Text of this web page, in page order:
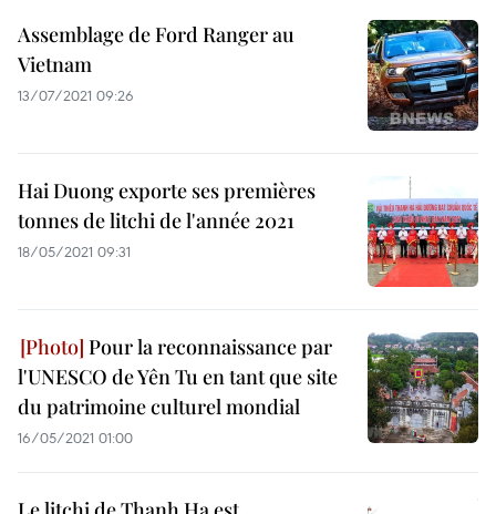
Assemblage de Ford Ranger au
Vietnam
13/07/2021 09:26
Hai Duong exporte ses premières
tonnes de litchi de l'année 2021
18/05/2021 09:31
Pour la reconnaissance par
l'UNESCO de Yên Tu en tant que site
du patrimoine culturel mondial
16/05/2021 01:00